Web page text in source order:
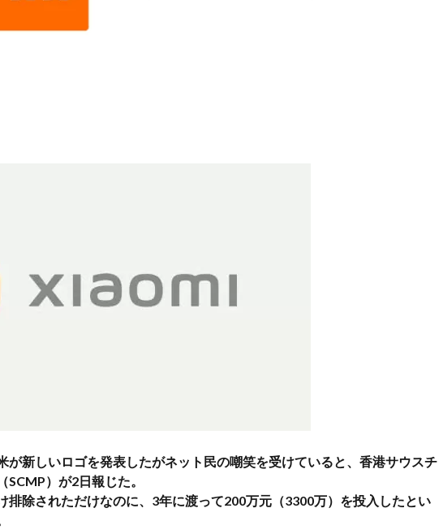
が新しいロゴを発表したがネット民の嘲笑を受けていると、香港サウスチ
）が2日報じた。
排除されただけなのに、3年に渡って200万元（3300万）を投入したとい